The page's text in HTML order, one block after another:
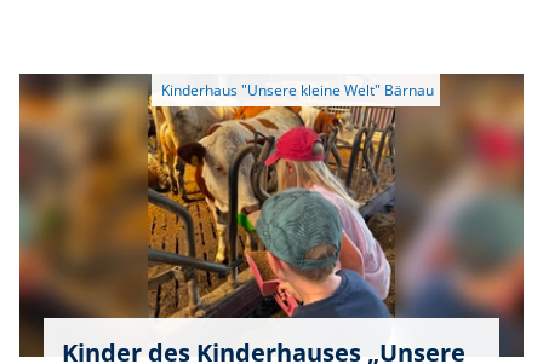
Umgang mit Büchern auf spielerische Weise
kennen.
Kinder des Kinderhauses „Unsere